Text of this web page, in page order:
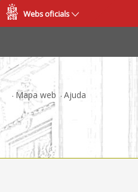
Webs oficials
Mapa web Ajuda